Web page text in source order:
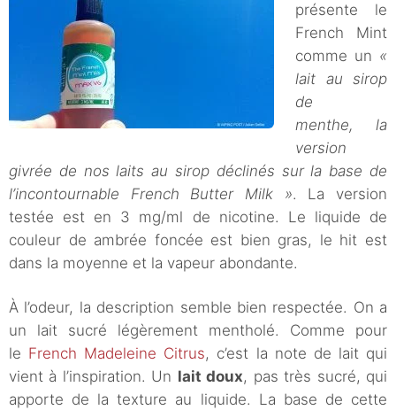
présente le
French Mint
comme un «
lait au sirop
de
menthe, la
version
givrée de nos laits au sirop déclinés sur la base de
l’incontournable French Butter Milk ». La version
testée est en 3 mg/ml de nicotine. Le liquide de
couleur de ambrée foncée est bien gras, le hit est
dans la moyenne et la vapeur abondante.
À l’odeur, la description semble bien respectée. On a
un lait sucré légèrement mentholé. Comme pour
le French Madeleine Citrus, c’est la note de lait qui
vient à l’inspiration. Un lait doux, pas très sucré, qui
apporte de la texture au liquide. La base de cette